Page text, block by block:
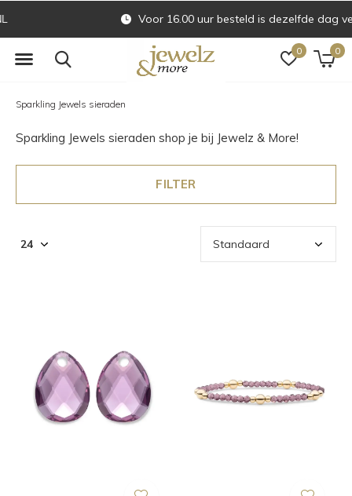
0 0
Voor 16.00 uur besteld is dezelfde dag verzonden
Sparkling Jewels sieraden
Sparkling Jewels sieraden shop je bij Jewelz & More!
FILTER